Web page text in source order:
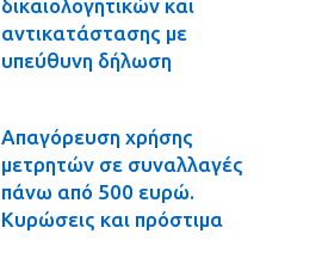
δικαιολογητικών και
αντικατάστασης με
υπεύθυνη δήλωση
Απαγόρευση χρήσης
μετρητών σε συναλλαγές
πάνω από 500 ευρώ.
Κυρώσεις και πρόστιμα